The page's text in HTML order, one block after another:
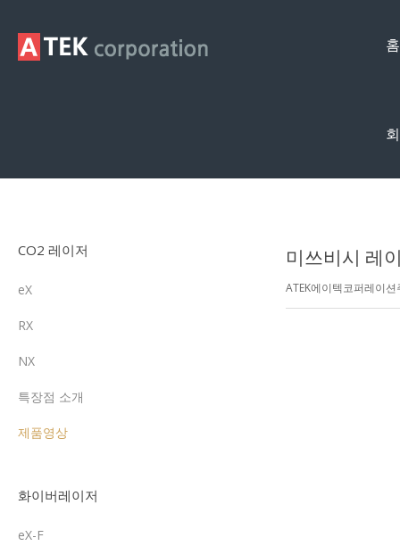
홈
CO2 레이저
eX
RX
NX
특장점 소개
제품영상
화이버레이저
eX-F
미쓰비시 레
ATEK에이텍코퍼레이